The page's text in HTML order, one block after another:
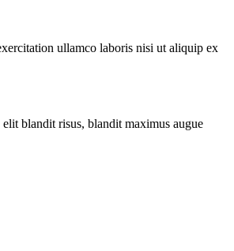
ullamco laboris nisi ut aliquip ex
elit blandit risus, blandit maximus augue